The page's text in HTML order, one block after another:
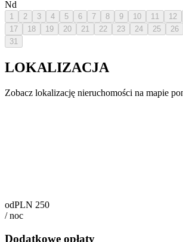
Nd
1 2 3 4 5 6 7 8 9 10 11 12
17
18 19 20 21 22 23 24 25 26
31
LOKALIZACJA
Zobacz lokalizację nieruchomości na mapie
odPLN 250
/noc
Dodatkowe opłaty